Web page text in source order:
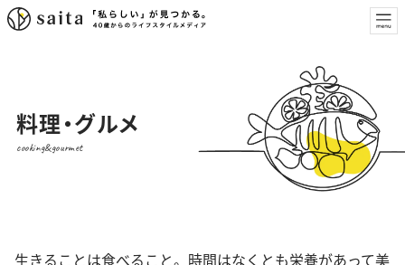
料理・グルメ
cooking&gourmet
生きることは食べること。時間はなくとも栄養があって美